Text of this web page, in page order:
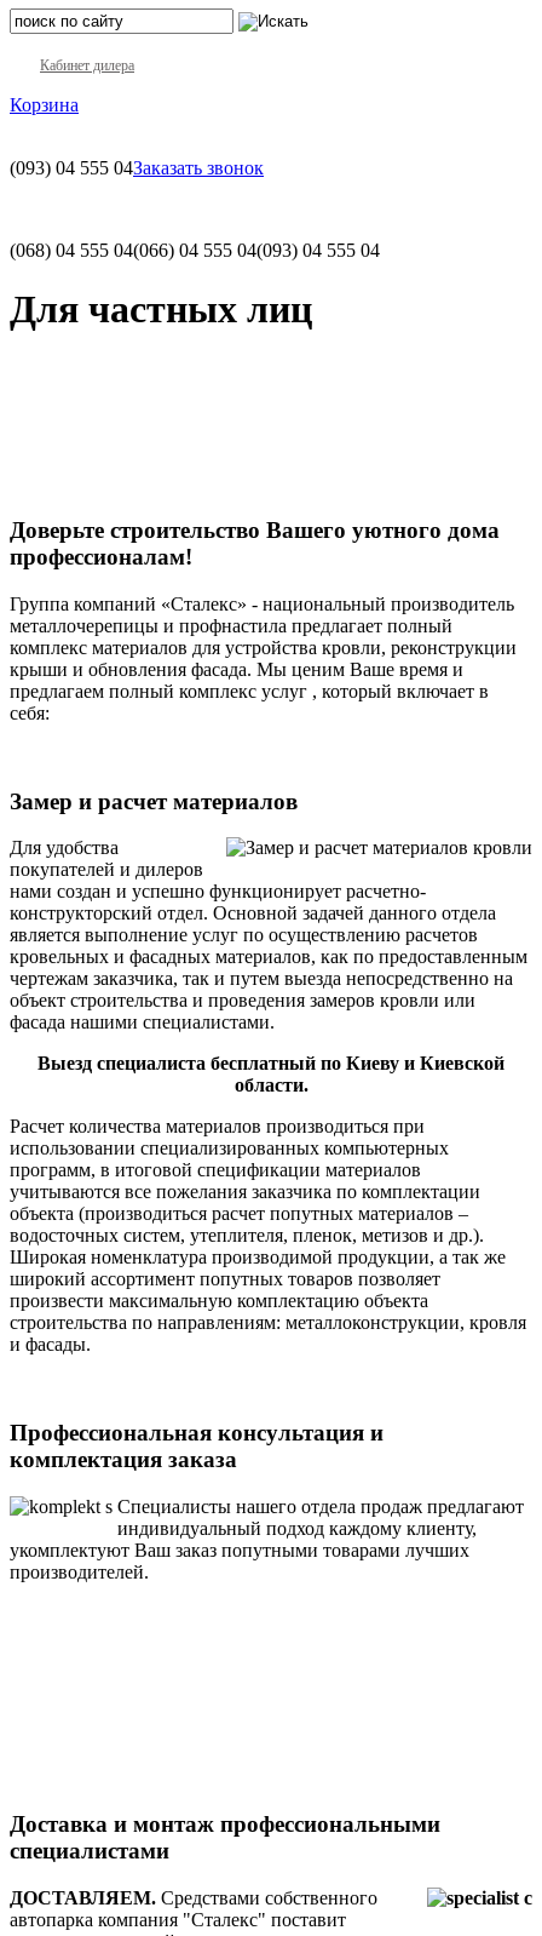
Кабинет дилера
Корзина
(093) 04 555 04Заказать звонок
(068) 04 555 04(066) 04 555 04(093) 04 555 04
Для частных лиц
Доверьте строительство Вашего уютного дома
профессионалам!
Группа компаний «Сталекс» - национальный производитель
металлочерепицы и профнастила предлагает полный
комплекс материалов для устройства кровли, реконструкции
крыши и обновления фасада. Мы ценим Ваше время и
предлагаем полный комплекс услуг , который включает в
себя:
Замер и расчет материалов
Для удобства
покупателей и дилеров
нами создан и успешно функционирует расчетно-
конструкторский отдел. Основной задачей данного отдела
является выполнение услуг по осуществлению расчетов
кровельных и фасадных материалов, как по предоставленным
чертежам заказчика, так и путем выезда непосредственно на
объект строительства и проведения замеров кровли или
фасада нашими специалистами.
Выезд специалиста бесплатный по Киеву и Киевской
области.
Расчет количества материалов производиться при
использовании специализированных компьютерных
программ, в итоговой спецификации материалов
учитываются все пожелания заказчика по комплектации
объекта (производиться расчет попутных материалов –
водосточных систем, утеплителя, пленок, метизов и др.).
Широкая номенклатура производимой продукции, а так же
широкий ассортимент попутных товаров позволяет
произвести максимальную комплектацию объекта
строительства по направлениям: металлоконструкции, кровля
и фасады.
Профессиональная консультация и
комплектация заказа
Специалисты нашего отдела продаж предлагают
индивидуальный подход каждому клиенту,
укомплектуют Ваш заказ попутными товарами лучших
производителей.
Доставка и монтаж профессиональными
специалистами
ДОСТАВЛЯЕМ. Средствами собственного
автопарка компания "Сталекс" поставит